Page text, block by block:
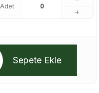
Adet
Sepete Ekle